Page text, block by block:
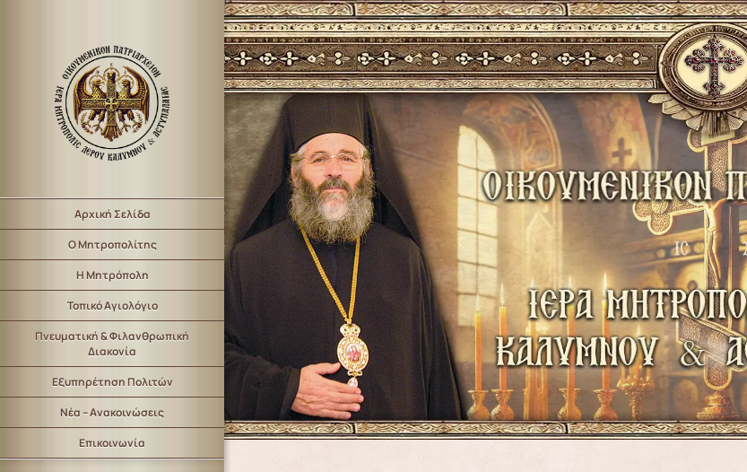
Αρχική Σελίδα
Ο Μητροπολίτης
Η Μητρόπολη
Τοπικό Αγιολόγιο
Πνευματική & Φιλανθρωπική
Διακονία
Εξυπηρέτηση Πολιτών
Νέα – Ανακοινώσεις
Επικοινωνία